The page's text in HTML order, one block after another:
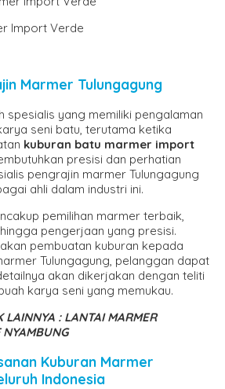
Import Verde
Marmer Tulungagung
spesialis yang memiliki pengalaman
seni batu, terutama ketika
kuburan batu marmer import
presisi dan perhatian
pengrajin marmer Tulungagung
ahli dalam industri ini.
pemilihan marmer terbaik,
pengerjaan yang presisi.
pembuatan kuburan kepada
Tulungagung, pelanggan dapat
akan dikerjakan dengan teliti
karya seni yang memukau.
LAINNYA : LANTAI MARMER
NYAMBUNG
Kuburan Marmer
Indonesia